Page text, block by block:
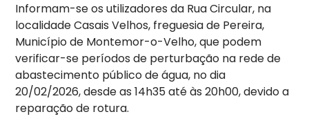
Informam-se os utilizadores da Rua Circular, na
localidade Casais Velhos, freguesia de Pereira,
Município de Montemor-o-Velho, que podem
verificar-se períodos de perturbação na rede de
abastecimento público de água, no dia
20/02/2026, desde as 14h35 até às 20h00, devido a
reparação de rotura.